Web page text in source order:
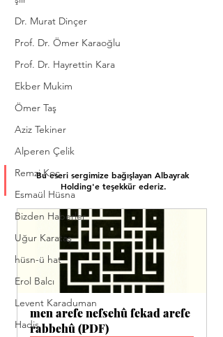
Dr. Murat Dinçer
Prof. Dr. Ömer Karaoğlu
Prof. Dr. Hayrettin Kara
Ekber Mukim
Ömer Taş
Aziz Tekiner
Alperen Çelik
Remzi Koç
Esmaül Hüsna
Bizden Haberler
Uğur Karataş
hüsn-ü hat
Erol Balcı
Levent Karaduman
Hadis
Bu eseri sergimize bağışlayan Albayrak
Holding'e teşekkür ederiz.
men arefe nefsehû fekad arefe
rabbehû (PDF)